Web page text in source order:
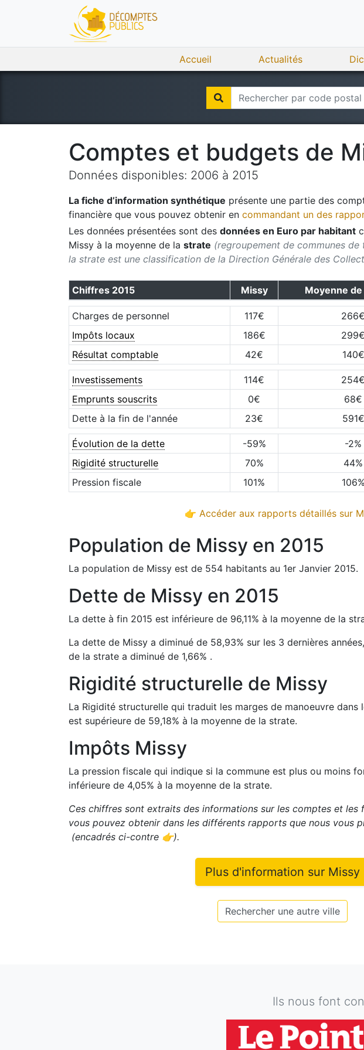
Accueil Actualités
Comptes et budgets de
Données disponibles: 2006 à 2015
La fiche d’information synthétique présente une partie des
financière que vous pouvez obtenir en commandant un des
Les données présentées sont des données en Euro par habitant
Missy à la moyenne de la strate (regroupement de communes
la strate est une classification de la Direction Générale des
Chiffres 2015 Missy Moyenne
Charges de personnel 117€ 266€
Impôts locaux
186€ 299€
Résultat comptable
42€ 140€
Investissements 114€ 254€
Emprunts souscrits
0€ 68€
Dette à la fin de l'année
23€ 591€
Évolution de la dette -59% -2%
Rigidité structurelle
70% 44%
Pression fiscale
101% 106%
👉 Accéder aux rapports détaillés sur
Population de Missy en 2015
La population de Missy est de 554 habitants au 1er Janvier 2015.
Dette de Missy en 2015
La dette à fin 2015 est inférieure de 96,11% à la moyenne de la
La dette de Missy a diminué de 58,93% sur les 3 dernières
de la strate a diminué de 1,66% .
Rigidité structurelle de Missy
La Rigidité structurelle qui traduit les marges de manoeuvre dans
est supérieure de 59,18% à la moyenne de la strate.
Impôts Missy
La pression fiscale qui indique si la commune est plus ou moins
inférieure de 4,05% à la moyenne de la strate.
Ces chiffres sont extraits des informations sur les comptes et les
vous pouvez obtenir dans les différents rapports que nous vous
(encadrés ci-contre 👉).
Plus d'information sur Missy
Rechercher une autre ville
Ils nous font